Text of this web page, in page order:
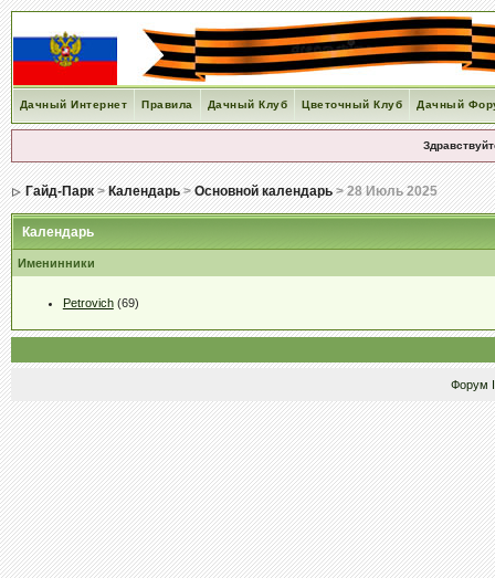
Дачный Интернет Правила Дачный Клуб Цветочный Клуб Дачный
Гайд-Парк>Календарь>Основной календарь> 28 Июль 2025
Календарь
Именинники
Petrovich(69)
Форум